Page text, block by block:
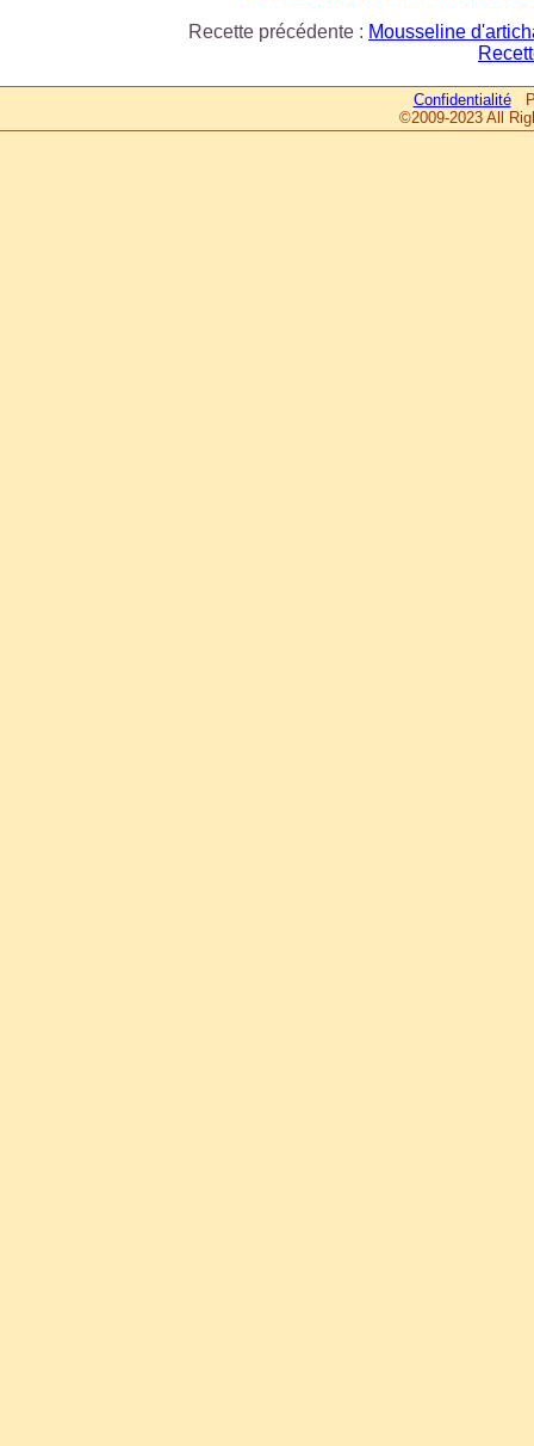
Recette précédente : Mousseline
Confidentialité
©2009-2023 All